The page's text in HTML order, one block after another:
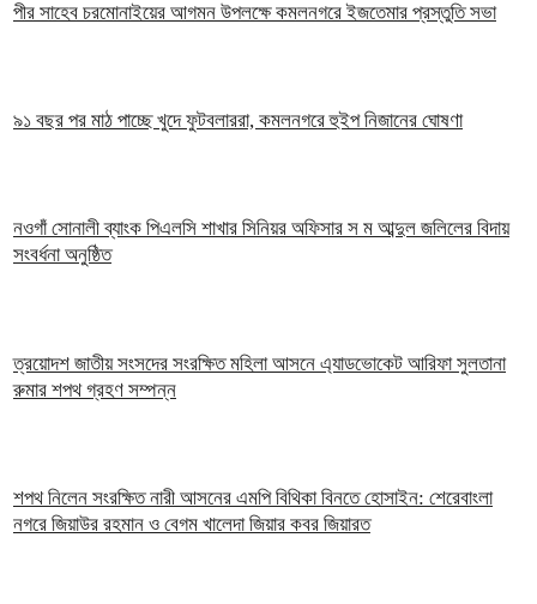
পীর সাহেব চরমোনাইয়ের আগমন উপলক্ষে কমলনগরে ইজতেমার প্রস্তুতি সভা
৯১ বছর পর মাঠ পাচ্ছে খুদে ফুটবলাররা, কমলনগরে হুইপ নিজানের ঘোষণা
নওগাঁ সোনালী ব্যাংক পিএলসি শাখার সিনিয়র অফিসার স ম আব্দুল জলিলের বিদায়
সংবর্ধনা অনুষ্ঠিত
ত্রয়োদশ জাতীয় সংসদের সংরক্ষিত মহিলা আসনে এ্যাডভোকেট আরিফা সুলতানা
রুমার শপথ গ্রহণ সম্পন্ন
শপথ নিলেন সংরক্ষিত নারী আসনের এমপি বিথিকা বিনতে হোসাইন: শেরেবাংলা
নগরে জিয়াউর রহমান ও বেগম খালেদা জিয়ার কবর জিয়ারত